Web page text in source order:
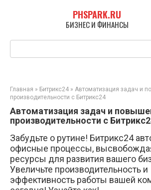
PHSPARK.RU
БИЗНЕС И ФИНАНСЫ
Поиск:
Главная » Битрикс24 » Автоматизация задач и
производительности с Битрикс24
Автоматизация задач и
производительности с
Забудьте о рутине! Битрикс24
офисные процессы,
ресурсы для развития вашего
Увеличьте производительность и
эффективность работы вашей